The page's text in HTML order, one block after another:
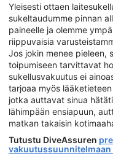
Yleisesti ottaen
sukeltaudumme pinnan
paineelle ja olemme
riippuvaisia
Jos jokin menee pieleen,
toipumiseen tarvittavat
sukellusvakuutus ei
tarjoaa myös
jotka auttavat sinua
lähimpään ensiapuun,
matkan takaisin
Tutustu DiveAssuren
vakuutussuunnitelmaan